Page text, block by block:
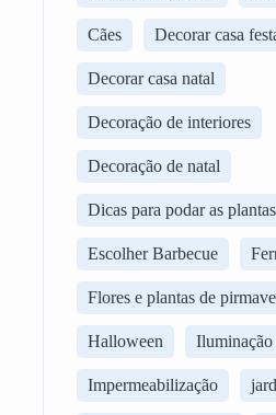
Cães Decorar casa
Decorar casa natal
Decoração de interiores
Decoração de natal
Dicas para podar as plantas
Escolher Barbecue
Flores e plantas de
Halloween Iluminação
Impermeabilização